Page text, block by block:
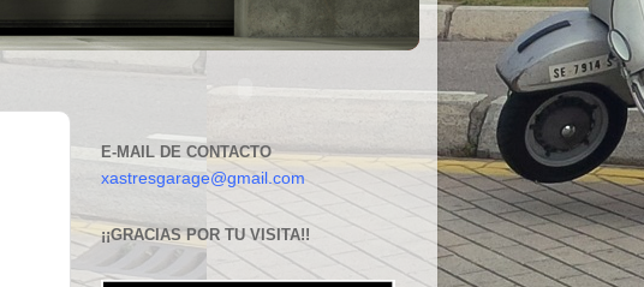
E-MAIL DE CONTACTO
xastresgarage@gmail.com
¡¡GRACIAS POR TU VISITA!!